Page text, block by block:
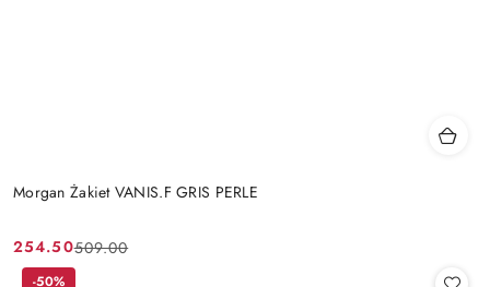
Morgan Żakiet VANIS.F GRIS PERLE
Cena
254.50
Cena
509.00
-50%